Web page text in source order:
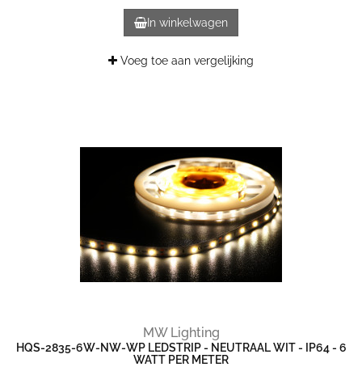
In winkelwagen
Voeg toe aan vergelijking
MW Lighting
HQS-2835-6W-NW-WP LEDSTRIP - NEUTRAAL WIT - IP64 - 6
WATT PER METER